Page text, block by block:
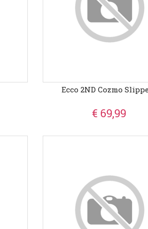
Ecco 2ND Cozmo
€ 69,99